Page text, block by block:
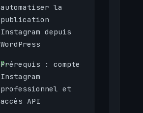
automatiser la
publication
Instagram depuis
WordPress
Prérequis : compte
Instagram
professionnel et
accès API